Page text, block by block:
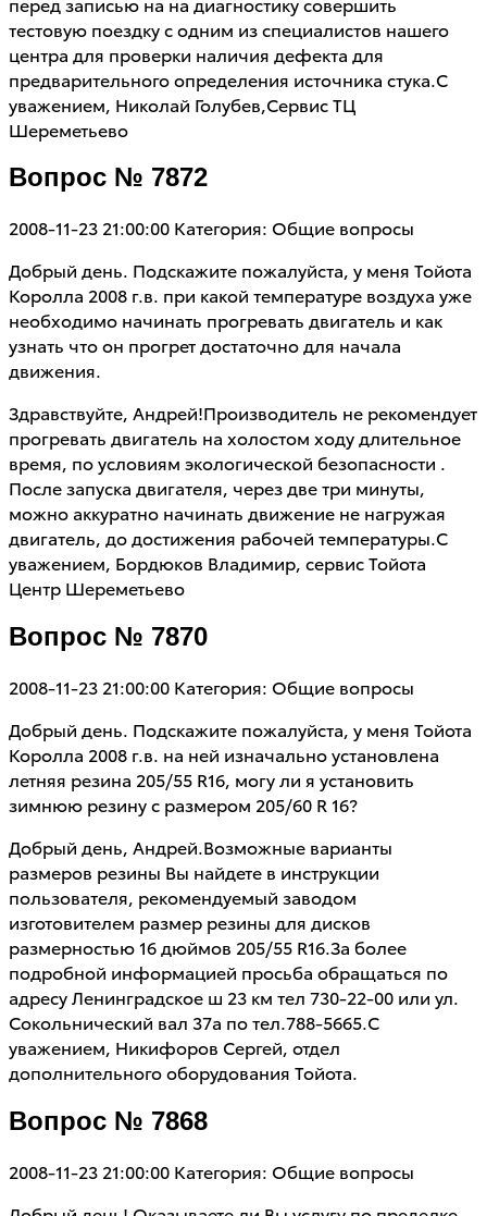
тестовую поездку с одним из специалистов нашего
центра для проверки наличия дефекта для
предварительного определения источника стука.С
уважением, Николай Голубев,Сервис ТЦ
Шереметьево
Вопрос № 7872
2008-11-23 21:00:00 Категория: Общие вопросы
Добрый день. Подскажите пожалуйста, у меня Тойота
Королла 2008 г.в. при какой температуре воздуха уже
необходимо начинать прогревать двигатель и как
узнать что он прогрет достаточно для начала
движения.
Здравствуйте, Андрей!Производитель не рекомендует
прогревать двигатель на холостом ходу длительное
время, по условиям экологической безопасности .
После запуска двигателя, через две три минуты,
можно аккуратно начинать движение не нагружая
двигатель, до достижения рабочей температуры.С
уважением, Бордюков Владимир, сервис Тойота
Центр Шереметьево
Вопрос № 7870
2008-11-23 21:00:00 Категория: Общие вопросы
Добрый день. Подскажите пожалуйста, у меня Тойота
Королла 2008 г.в. на ней изначально установлена
летняя резина 205/55 R16, могу ли я установить
зимнюю резину с размером 205/60 R 16?
Добрый день, Андрей.Возможные варианты
размеров резины Вы найдете в инструкции
пользователя, рекомендуемый заводом
изготовителем размер резины для дисков
размерностью 16 дюймов 205/55 R16.За более
подробной информацией просьба обращаться по
адресу Ленинградское ш 23 км тел 730-22-00 или ул.
Сокольнический вал 37а по тел.788-5665.С
уважением, Никифоров Сергей, отдел
дополнительного оборудования Тойота.
Вопрос № 7868
2008-11-23 21:00:00 Категория: Общие вопросы